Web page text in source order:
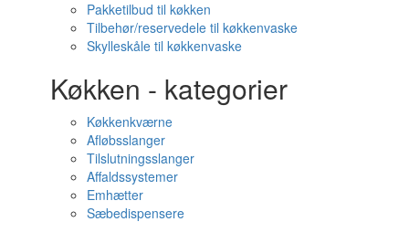
Pakketilbud til køkken
Tilbehør/reservedele til køkkenvaske
Skylleskåle til køkkenvaske
Køkken - kategorier
Køkkenkværne
Afløbsslanger
Tilslutningsslanger
Affaldssystemer
Emhætter
Sæbedispensere